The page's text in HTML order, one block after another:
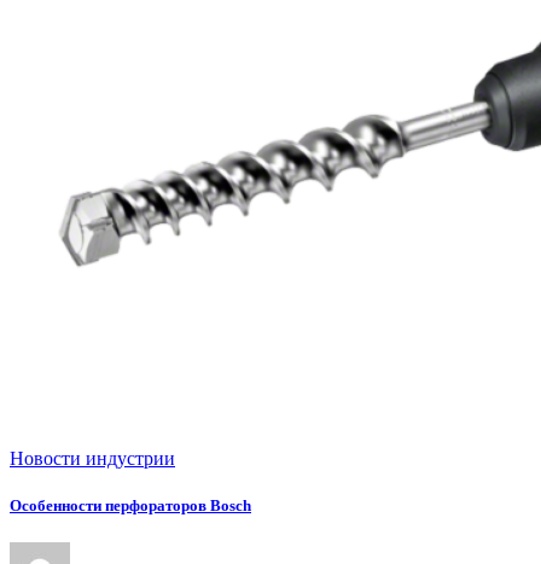
Новости индустрии
Особенности перфораторов Bosch